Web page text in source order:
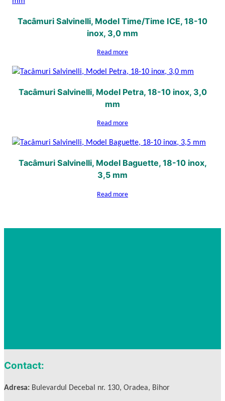
Tacâmuri Salvinelli, Model Time/Time ICE, 18-10
inox, 3,0 mm
Read more
Tacâmuri Salvinelli, Model Petra, 18-10 inox, 3,0
mm
Read more
Tacâmuri Salvinelli, Model Baguette, 18-10 inox,
3,5 mm
Read more
Contact:
Adresa: Bulevardul Decebal nr. 130, Oradea, Bihor